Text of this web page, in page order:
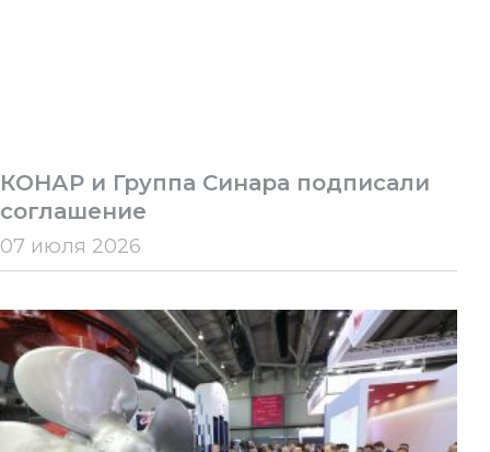
КОНАР и Группа Синара подписали
соглашение
07 июля 2026